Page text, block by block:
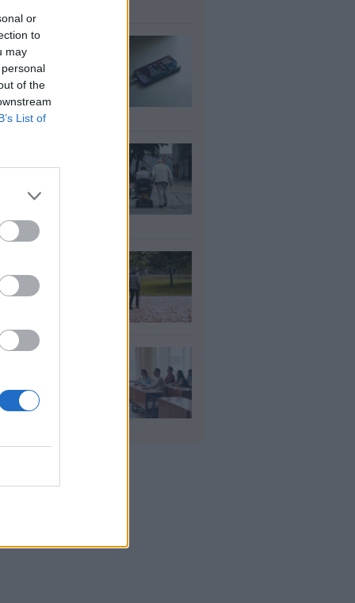
or
to
may
of the
List of
επηρεάζεται η
αν
το
ενώ φορτίζει
2026
στη σύνταξη
2026
και πότε θα
οι αυξήσεις
Αύριο
για 5.017
διορισμούς